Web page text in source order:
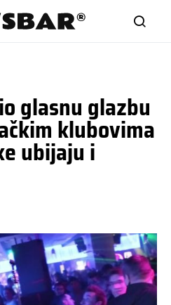
glasnu glazbu
klubovima
ubijaju i